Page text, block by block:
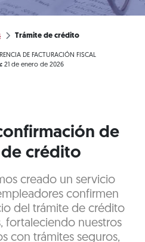
Trámite de crédito
DE FACTURACIÓN FISCAL
21 de enero de 2026
de
crédito
creado un servicio
confirmen
del trámite de crédito
fortaleciendo nuestros
con trámites seguros,